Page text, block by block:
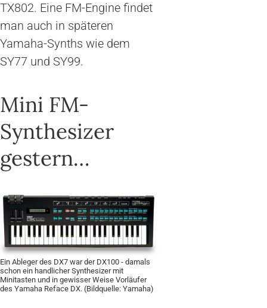
TX802. Eine FM-Engine findet
man auch in späteren
Yamaha-Synths wie dem
SY77 und SY99.
Mini FM-
Synthesizer
gestern…
Ein Ableger des DX7 war der DX100 - damals
schon ein handlicher Synthesizer mit
Minitasten und in gewisser Weise Vorläufer
des Yamaha Reface DX. (Bildquelle: Yamaha)